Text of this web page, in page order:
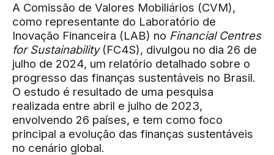
A Comissão de Valores Mobiliários (CVM),
como representante do Laboratório de
Inovação Financeira (LAB) no Financial Centres
for Sustainability (FC4S), divulgou no dia 26 de
julho de 2024, um relatório detalhado sobre o
progresso das finanças sustentáveis no Brasil.
O estudo é resultado de uma pesquisa
realizada entre abril e julho de 2023,
envolvendo 26 países, e tem como foco
principal a evolução das finanças sustentáveis
no cenário global.